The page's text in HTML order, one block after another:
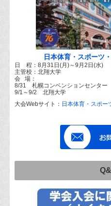
日本体育・スポーツ
日 程：8月31日(月)～9月2日(水)
主管校：北翔大学
会 場：
8/31 札幌コンベンションセンター
9/1～9/2 北翔大学
大会Webサイト： 日本体育・スポー